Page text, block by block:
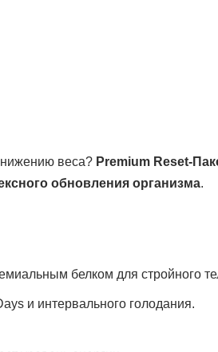
веса? Premium Reset-
обновления организма.
белком для стройного
и интервального голодания.